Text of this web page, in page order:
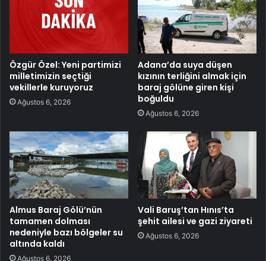
Özgür Özel: Yeni partimizi
milletimizin seçtiği
vekillerle kuruyoruz
Ağustos 6, 2026
Adana’da suya düşen
kızının terliğini almak için
baraj gölüne giren kişi
boğuldu
Ağustos 6, 2026
Almus Baraj Gölü’nün
tamamen dolması
nedeniyle bazı bölgeler su
altında kaldı
Ağustos 6, 2026
Vali Baruş’tan Hınıs’ta
şehit ailesi ve gazi ziyareti
Ağustos 6, 2026